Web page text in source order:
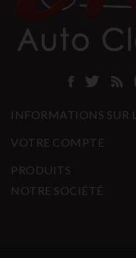
INFORMATIONS SUR
VOTRE COMPTE
PRODUITS
NOTRE SOCIÉTÉ